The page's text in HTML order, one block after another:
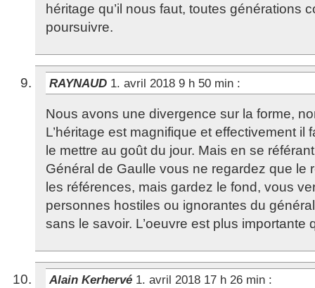
héritage qu’il nous faut, toutes générations
poursuivre.
RAYNAUD 1. avril 2018 9 h 50 min :
Nous avons une divergence sur la forme,
L’héritage est magnifique et effectivement il
le mettre au goût du jour. Mais en se
Général de Gaulle vous ne regardez que le
les références, mais gardez le fond, vous
personnes hostiles ou ignorantes du
sans le savoir. L’oeuvre est plus importante
Alain Kerhervé 1. avril 2018 17 h 26 min :